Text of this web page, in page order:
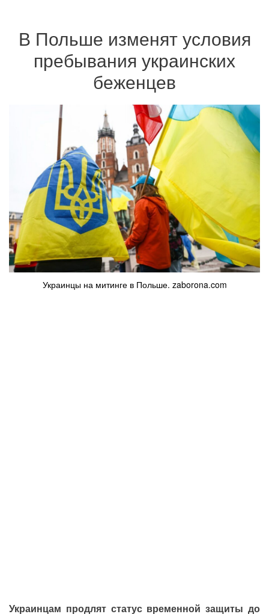
В Польше изменят условия
пребывания украинских
беженцев
Украинцы на митинге в Польше. zaborona.com
Украинцам продлят статус временной защиты до